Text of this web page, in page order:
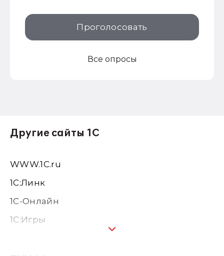
Проголосовать
Все опросы
Другие сайты 1С
WWW.1С.ru
1С:Линк
1С-Онлайн
1C:Игры